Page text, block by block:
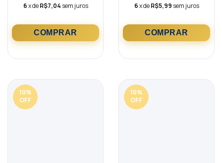
6x deR$7,04 sem juros
6x deR$5,99 sem juros
10%
OFF
10%
OFF